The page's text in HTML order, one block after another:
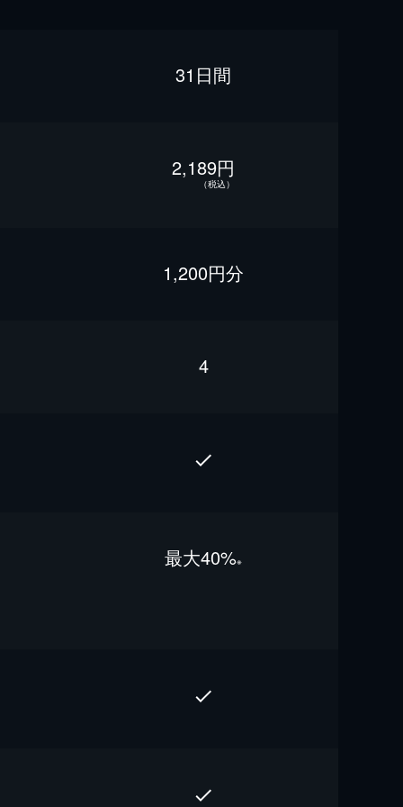
31日間
2,189円
（税込）
1,200円分
4
最⼤40%※